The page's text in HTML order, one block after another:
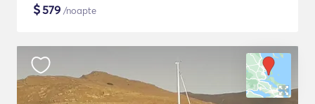
$579 /noapte